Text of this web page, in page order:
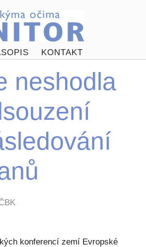
KONTAKT
neshodla
konferencí zemí Evropské